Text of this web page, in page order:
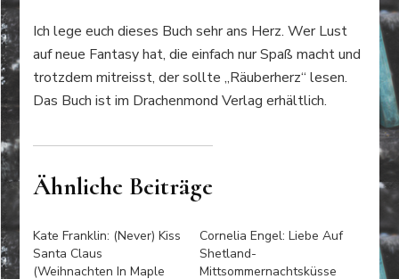
Ich lege euch dieses Buch sehr ans Herz. Wer Lust
auf neue Fantasy hat, die einfach nur Spaß macht und
trotzdem mitreisst, der sollte „Räuberherz“ lesen.
Das Buch ist im Drachenmond Verlag erhältlich.
Ähnliche Beiträge
Kate Franklin: (Never) Kiss
Santa Claus
(Weihnachten In Maple
Cornelia Engel: Liebe Auf
Shetland-
Mittsommernachtsküsse